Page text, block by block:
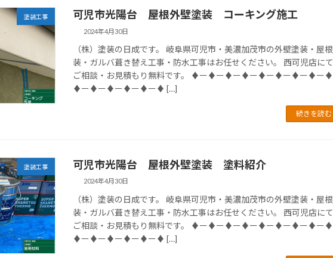
塗装工事 可児市光陽台 屋根外壁塗装 コーキング施工
2024年4月30日
（株）塗装の日成です。 岐阜県可児市・美濃加茂市の外壁塗装・屋
装・ガルバ葺き替え工事・防水工事はお任せください。 西可児店にて
ご相談・お見積もり無料です。 ♦ー♦ー♦ー♦ー♦ー♦ー♦ー♦ー♦
♦ー♦ー♦ー♦ー♦ー♦ […]
続きを読む
塗装工事 可児市光陽台 屋根外壁塗装 塗料紹介
2024年4月30日
（株）塗装の日成です。 岐阜県可児市・美濃加茂市の外壁塗装・屋
装・ガルバ葺き替え工事・防水工事はお任せください。 西可児店にて
ご相談・お見積もり無料です。 ♦ー♦ー♦ー♦ー♦ー♦ー♦ー♦ー♦
♦ー♦ー♦ー♦ー♦ー♦ […]